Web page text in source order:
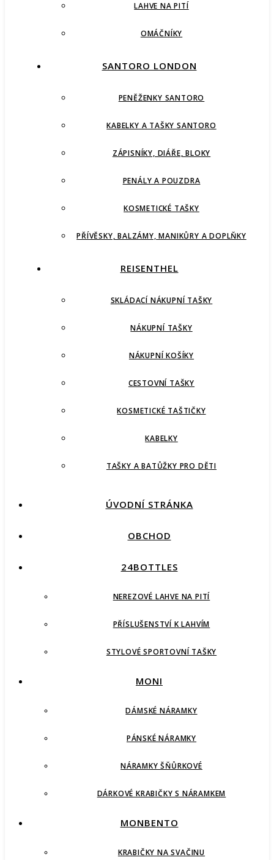
LAHVE NA PITÍ
OMÁČNÍKY
SANTORO LONDON
PENĚŽENKY SANTORO
KABELKY A TAŠKY SANTORO
ZÁPISNÍKY, DIÁŘE, BLOKY
PENÁLY A POUZDRA
KOSMETICKÉ TAŠKY
PŘÍVĚSKY, BALZÁMY, MANIKŮRY A DOPLŇKY
REISENTHEL
SKLÁDACÍ NÁKUPNÍ TAŠKY
NÁKUPNÍ TAŠKY
NÁKUPNÍ KOŠÍKY
CESTOVNÍ TAŠKY
KOSMETICKÉ TAŠTIČKY
KABELKY
TAŠKY A BATŮŽKY PRO DĚTI
ÚVODNÍ STRÁNKA
OBCHOD
24BOTTLES
NEREZOVÉ LAHVE NA PITÍ
PŘÍSLUŠENSTVÍ K LAHVÍM
STYLOVÉ SPORTOVNÍ TAŠKY
MONI
DÁMSKÉ NÁRAMKY
PÁNSKÉ NÁRAMKY
NÁRAMKY ŠŇŮRKOVÉ
DÁRKOVÉ KRABIČKY S NÁRAMKEM
MONBENTO
KRABIČKY NA SVAČINU